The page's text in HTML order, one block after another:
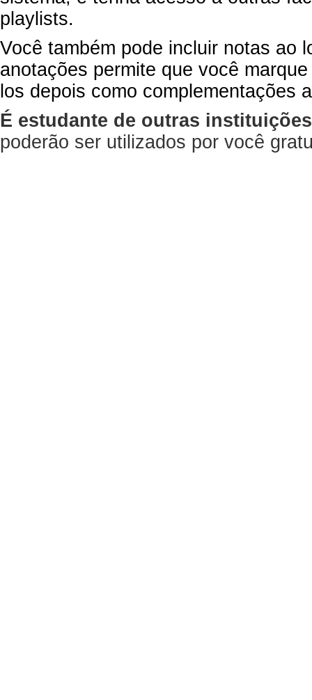
playlists.
Você também pode incluir notas ao
anotações permite que você
los depois como complementações
É estudante de outras
poderão ser utilizados por você